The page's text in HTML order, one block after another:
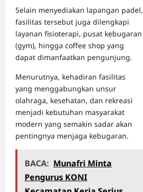
Selain menyediakan lapangan padel,
fasilitas tersebut juga dilengkapi
layanan fisioterapi, pusat kebugaran
(gym), hingga coffee shop yang
dapat dimanfaatkan pengunjung.
Menurutnya, kehadiran fasilitas
yang menggabungkan unsur
olahraga, kesehatan, dan rekreasi
menjadi kebutuhan masyarakat
modern yang semakin sadar akan
pentingnya menjaga kebugaran.
BACA: Munafri Minta
Pengurus KONI